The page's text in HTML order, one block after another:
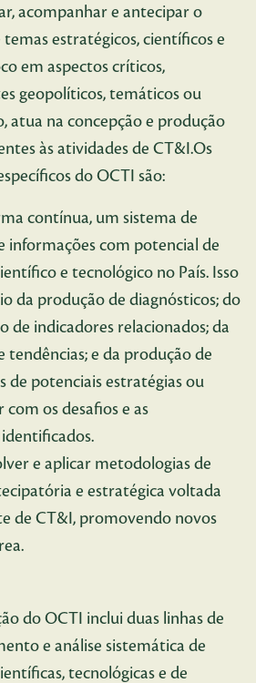
acompanhar e antecipar o
estratégicos, científicos e
em aspectos críticos,
geopolíticos, temáticos ou
atua na concepção e produção
às atividades de CT&I.Os
do OCTI são:
contínua, um sistema de
informações com potencial de
e tecnológico no País. Isso
da produção de diagnósticos; do
de indicadores relacionados; da
tendências; e da produção de
de potenciais estratégias ou
com os desafios e as
e aplicar metodologias de
e estratégica voltada
de CT&I, promovendo novos
do OCTI inclui duas linhas de
e análise sistemática de
tecnológicas e de